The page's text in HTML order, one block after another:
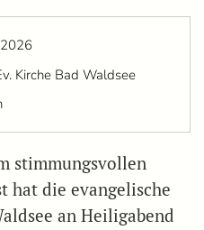
Kirche Bad Waldsee
stimmungsvollen
hat die evangelische
an Heiligabend